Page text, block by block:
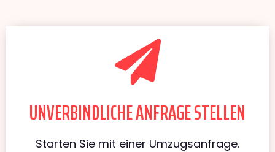
UNVERBINDLICHE ANFRAGE STELLEN
Starten Sie mit einer Umzugsanfrage.